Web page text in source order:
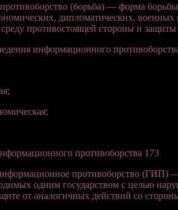
(борьба) — форма
дипломатических,
противостоящей стороны и защиты
информационного
противоборства 173
противоборство (ГИП)
одним государством с целью
от аналогичных действий со